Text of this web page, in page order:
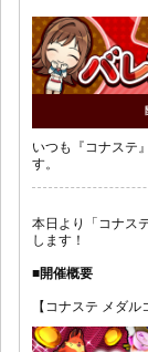
いつも『コナステ
す。
本日より「コナス
します！
■開催概要
【コナステ メダル